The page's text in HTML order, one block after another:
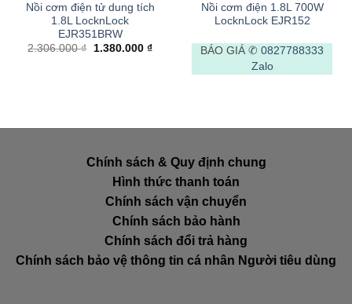
Nồi cơm điện tử dung tích
1.8L LocknLock
EJR351BRW
2.306.000₫
Giá
1.380.000 ₫Giá
Nồi cơm điện 1.8L 700W
LocknLock EJR152
BÁO GIÁ ✆ 0827788333
Zalo
Chính sách & Quy định chung
Hình thức thanh toán
Chính sách vận chuyển
Chính sách bảo hành
Chính sách đổi trả hàng
Chính sách bảo vệ thông tin cá nhân Người tiêu dùng